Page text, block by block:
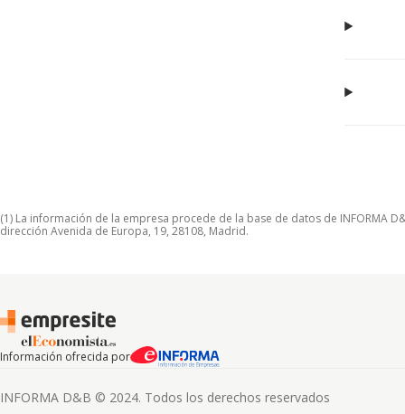
(1) La información de la empresa procede de la base de datos de INFORMA
dirección Avenida de Europa, 19, 28108, Madrid.
Información ofrecida por
INFORMA D&B © 2024. Todos los derechos reservados